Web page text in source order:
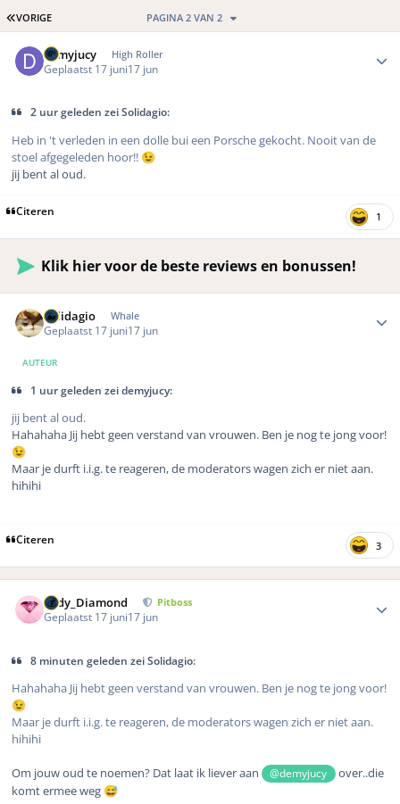
EERSTE PAGINA
VORIGE PAGINA 2 VAN 2
demyjucy High Roller
Geplaatst 17 juni17 jun
2 uur geleden zei Solidagio:
Heb in 't verleden in een dolle bui een Porsche gekocht. Nooit van de
stoel afgegeleden hoor!! 😉
jij bent al oud.
Citeren 1
Klik hier voor de beste reviews en bonussen!
Solidagio Whale
Geplaatst 17 juni17 jun
AUTEUR
1 uur geleden zei demyjucy:
jij bent al oud.
Hahahaha Jij hebt geen verstand van vrouwen. Ben je nog te jong voor!
😉
Maar je durft i.i.g. te reageren, de moderators wagen zich er niet aan.
hihihi
Citeren 3
Lady_Diamond Pitboss
Geplaatst 17 juni17 jun
8 minuten geleden zei Solidagio:
Hahahaha Jij hebt geen verstand van vrouwen. Ben je nog te jong voor!
😉
Maar je durft i.i.g. te reageren, de moderators wagen zich er niet aan.
hihihi
Om jouw oud te noemen? Dat laat ik liever aan @demyjucy
over..die
komt ermee weg 😅